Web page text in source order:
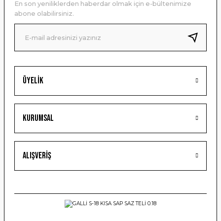
Ürün bilgilerinde hatalar bulunuyor.
Ürün fiyatı diğer sitelerden daha pahalı.
Bu ürüne benzer farklı alternatifler olmalı.
Gönder
Üyelik
Kurumsal
Alışveriş
En son yeniliklerden haberdar olmak için e-bültenimize
abone olabilirsiniz.